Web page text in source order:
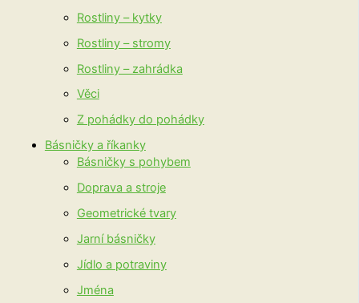
Rostliny – kytky
Rostliny – stromy
Rostliny – zahrádka
Věci
Z pohádky do pohádky
Básničky a říkanky
Básničky s pohybem
Doprava a stroje
Geometrické tvary
Jarní básničky
Jídlo a potraviny
Jména